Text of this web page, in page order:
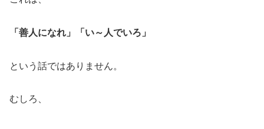
「善人になれ」「い～人でいろ」
という話ではありません。
むしろ、